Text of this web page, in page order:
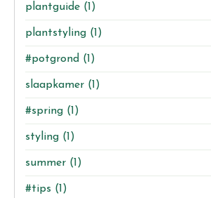
plantguide (1)
plantstyling (1)
#potgrond (1)
slaapkamer (1)
#spring (1)
styling (1)
summer (1)
#tips (1)